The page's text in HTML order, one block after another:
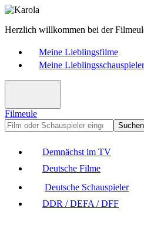
Herzlich willkommen bei der
Meine Lieblingsfilme
Meine Lieblingsschauspieler
Filmeule
Suchen
Demnächst im TV
Deutsche Filme
Deutsche Schauspieler
DDR / DEFA / DFF